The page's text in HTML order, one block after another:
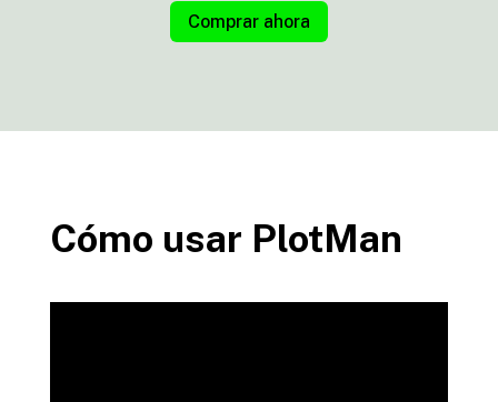
Comprar ahora
Cómo usar PlotMan